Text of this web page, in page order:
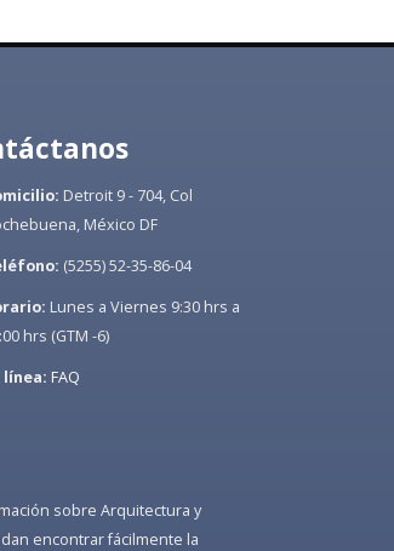
Detroit 9 - 704, Col
México DF
(5255) 52-35-86-04
Lunes a Viernes 9:30 hrs a
hrs (GTM -6)
línea: FAQ
sobre Arquitectura y
encontrar fácilmente la